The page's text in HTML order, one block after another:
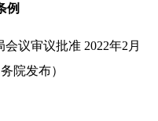
例
会议审议批准 2022年2月
院发布）